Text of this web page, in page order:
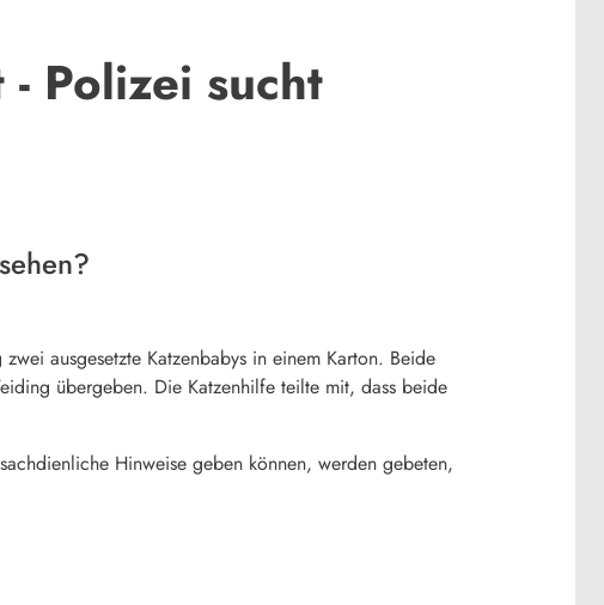
Polizei sucht
ausgesetzte Katzenbabys in einem Karton. Beide
übergeben. Die Katzenhilfe teilte mit, dass beide
Hinweise geben können, werden gebeten,